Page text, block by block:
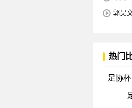
郭昊
热门
足协